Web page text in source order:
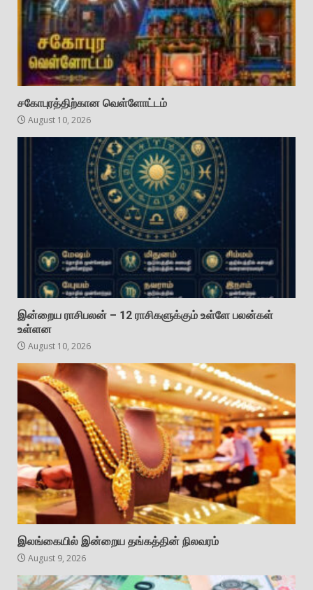
சகோபுரத்திற்கான வெள்ளோட்டம்
August 10, 2026
இன்றைய ராசிபலன் – 12 ராசிகளுக்கும் உள்ளே பலன்கள்
உள்ளன
August 10, 2026
இலங்கையில் இன்றைய தங்கத்தின் நிலவரம்
August 9, 2026